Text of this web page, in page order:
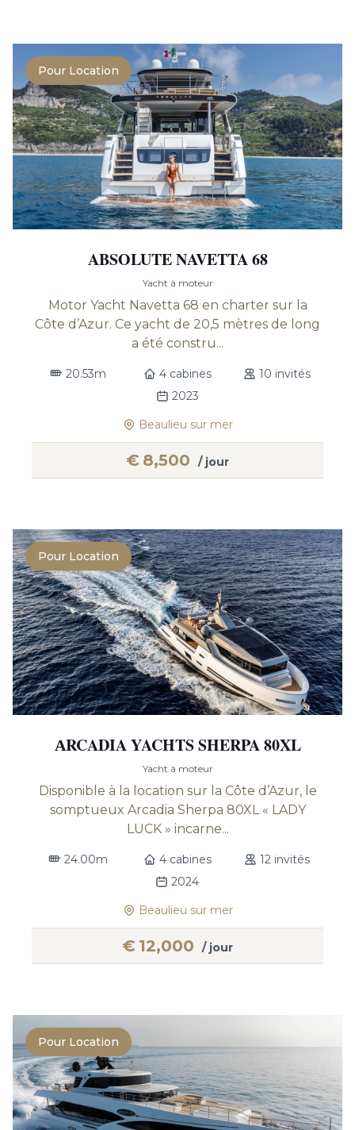
Pour Location
ABSOLUTE NAVETTA 68
Yacht à moteur
Motor Yacht Navetta 68 en charter sur la
Côte d’Azur. Ce yacht de 20,5 mètres de long
a été constru...
20.53m 4 cabines
10 invités
2023
Beaulieu sur mer
€ 8,500 / jour
Pour Location
АRCADIA YACHTS SHERPA 80XL
Yacht à moteur
Disponible à la location sur la Côte d’Azur, le
somptueux Arcadia Sherpa 80XL « LADY
LUCK » incarne...
24.00m 4 cabines
12 invités
2024
Beaulieu sur mer
€ 12,000 / jour
Pour Location